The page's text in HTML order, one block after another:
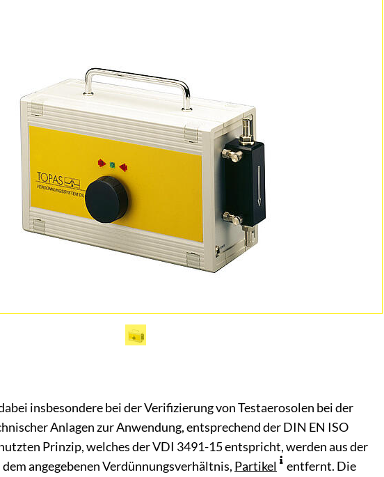
insbesondere bei der Verifizierung von Testaerosolen bei der
Anlagen zur Anwendung, entsprechend der DIN EN ISO
Prinzip, welches der VDI 3491-15 entspricht, werden aus der
angegebenen Verdünnungsverhältnis, Partikel
entfernt. Die